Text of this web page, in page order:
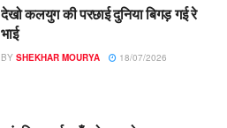
देखो कलयुग की परछाई दुनिया बिगड़ गई रे
भाई
BY SHEKHAR MOURYA 18/07/2026